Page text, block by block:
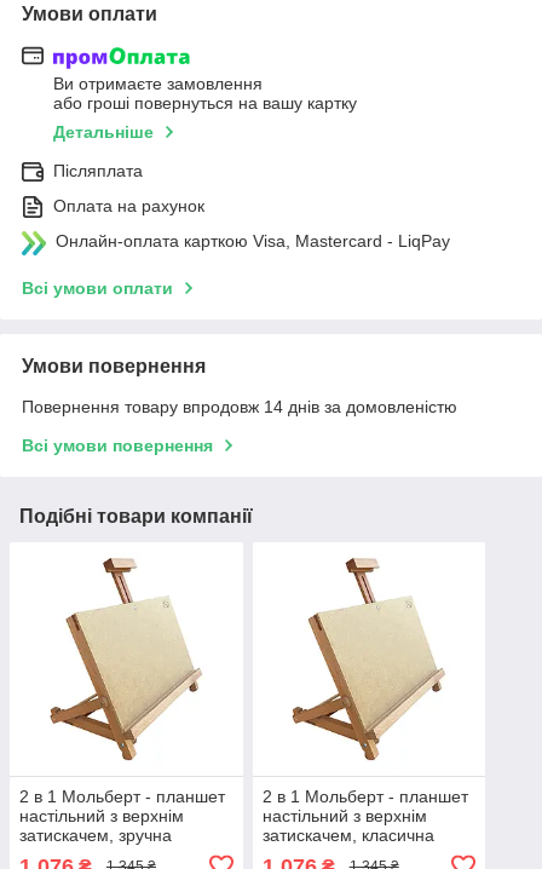
Умови оплати
Ви отримаєте замовлення
або гроші повернуться на вашу картку
Детальніше
Післяплата
Оплата на рахунок
Онлайн-оплата карткою Visa, Mastercard - LiqPay
Всі умови оплати
Умови повернення
Повернення товару впродовж 14 днів за домовленістю
Всі умови повернення
Подібні товари компанії
2 в 1 Мольберт - планшет
настільний з верхнім
затискачем, зручна
класична модель Висота
2 в 1 Мольберт - планшет
настільний з верхнім
затискачем, класична